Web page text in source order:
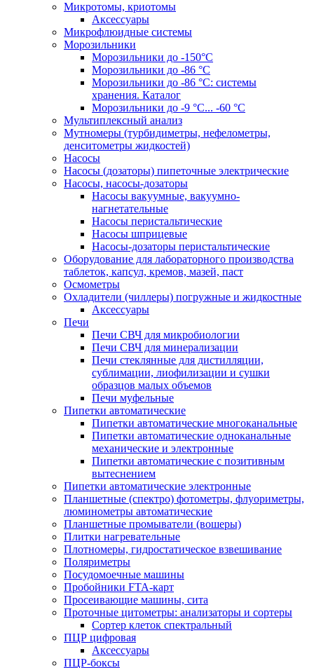
Микротомы, криотомы
Аксессуары
Микрофлюидные системы
Морозильники
Морозильники до -150°С
Морозильники до -86 °C
Морозильники до -86 °C: системы
хранения. Каталог
Морозильники до -9 °C... -60 °C
Мультиплексный анализ
Мутномеры (турбидиметры, нефелометры,
денситометры жидкостей)
Насосы
Насосы (дозаторы) пипеточные электрические
Насосы, насосы-дозаторы
Насосы вакуумные, вакуумно-
нагнетательные
Насосы перистальтические
Насосы шприцевые
Насосы-дозаторы перистальтические
Оборудование для лабораторного производства
таблеток, капсул, кремов, мазей, паст
Осмометры
Охладители (чиллеры) погружные и жидкостные
Аксессуары
Печи
Печи СВЧ для микробиологии
Печи СВЧ для минерализации
Печи стеклянные для дистилляции,
сублимации, лиофилизации и сушки
образцов малых объемов
Печи муфельные
Пипетки автоматические
Пипетки автоматические многоканальные
Пипетки автоматические одноканальные
механические и электронные
Пипетки автоматические с позитивным
вытеснением
Пипетки автоматические электронные
Планшетные (спектро) фотометры, флуориметры,
люминометры автоматические
Планшетные промыватели (вошеры)
Плитки нагревательные
Плотномеры, гидростатическое взвешивание
Поляриметры
Посудомоечные машины
Пробойники FTA-карт
Просеивающие машины, сита
Проточные цитометры: анализаторы и сортеры
Сортер клеток спектральный
ПЦР цифровая
Аксессуары
ПЦР-боксы